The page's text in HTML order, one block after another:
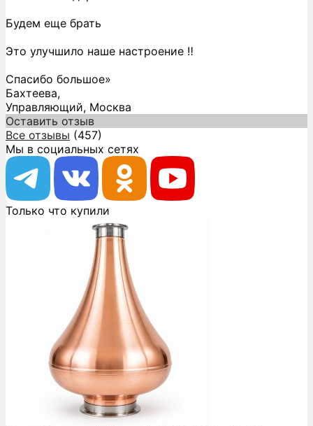
Будем еще брать
Это улучшило наше настроение ‼️
Спасибо большое»
Бахтеева,
Управляющий, Москва
Оставить отзыв
Все отзывы (457)
Мы в социальных сетях
Только что купили